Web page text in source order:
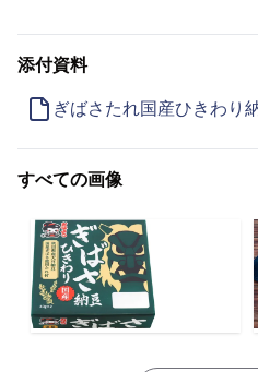
添付資料
ぎばさたれ国産ひきわり
すべての画像